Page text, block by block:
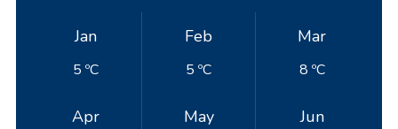
Jan
5 ºC
Feb
5 ºC
Mar
8 ºC
Apr May Jun